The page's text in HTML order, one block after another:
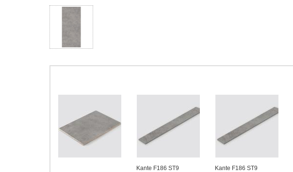
Kante F186 ST9
Kante F186 ST9